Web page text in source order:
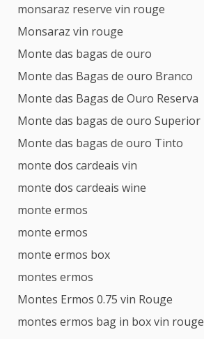
monsaraz reserve vin rouge
Monsaraz vin rouge
Monte das bagas de ouro
Monte das Bagas de ouro Branco
Monte das Bagas de Ouro Reserva
Monte das bagas de ouro Superior
Monte das bagas de ouro Tinto
monte dos cardeais vin
monte dos cardeais wine
monte ermos
monte ermos
monte ermos box
montes ermos
Montes Ermos 0.75 vin Rouge
montes ermos bag in box vin rouge